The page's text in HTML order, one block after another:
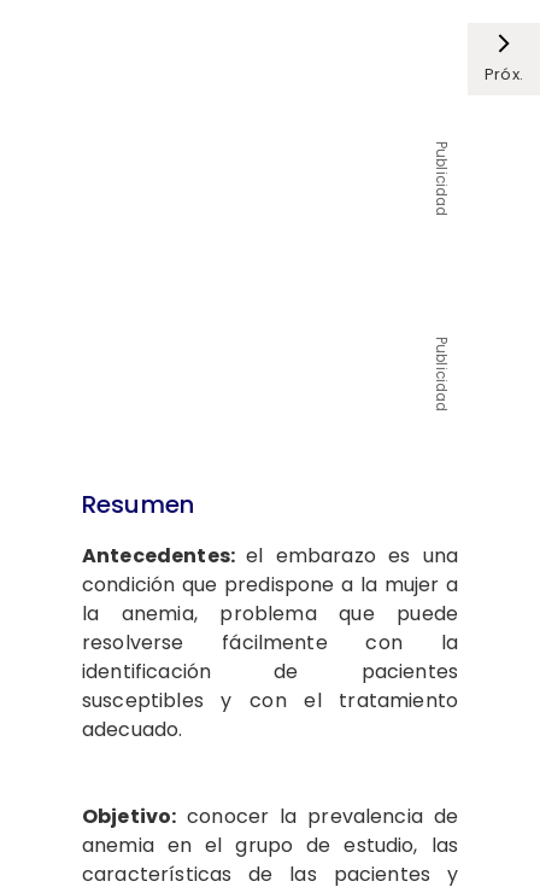
Próx.
Publicidad
Publicidad
Resumen
Antecedentes:el embarazo es una
condición que predispone a la mujer a
la anemia, problema que puede
resolverse fácilmente con la
identificación de pacientes
susceptibles y con el tratamiento
adecuado.
Objetivo: conocer la prevalencia de
anemia en el grupo de estudio, las
características de las pacientes y